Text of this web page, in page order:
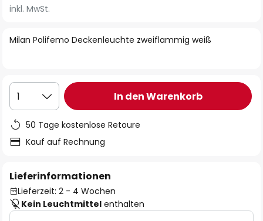
der
springen
Milan Polifemo Deckenleuchte zweiflammig weiß
inkl. MwSt.
1 In den Warenkorb
50 Tage kostenlose Retoure
Kauf auf Rechnung
Lieferinformationen
Lieferzeit: 2 - 4 Wochen
Kein Leuchtmittel enthalten